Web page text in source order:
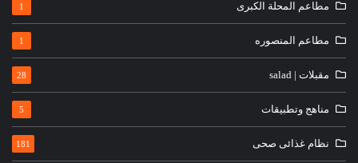
مطاعم المحلة الكبرى 1
مطاعم المنصوره 1
مقبلات | salad 28
مناهج وتطبيقات 5
نظام غذائى صحى 181